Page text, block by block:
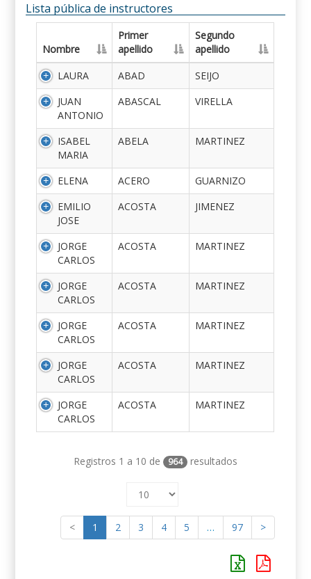
Lista pública de instructores
Nombre
Primer
apellido
Segundo
apellido
LAURA
ABAD
SEIJO
JUAN
ANTONIO
ABASCAL VIRELLA
ISABEL
MARIA
ABELA MARTINEZ
ELENA ACERO
GUARNIZO
EMILIO
JOSE
ACOSTA JIMENEZ
JORGE
CARLOS
ACOSTA MARTINEZ
JORGE
CARLOS
ACOSTA MARTINEZ
JORGE
CARLOS
ACOSTA MARTINEZ
JORGE
CARLOS
ACOSTA MARTINEZ
JORGE
CARLOS
ACOSTA MARTINEZ
Registros 1 a 10 de 964 resultados
< 1 2 3 4 5 … 97 >